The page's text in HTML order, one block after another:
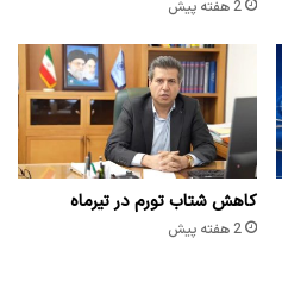
2 هفته پیش
کاهش شتاب تورم در تیرماه
2 هفته پیش